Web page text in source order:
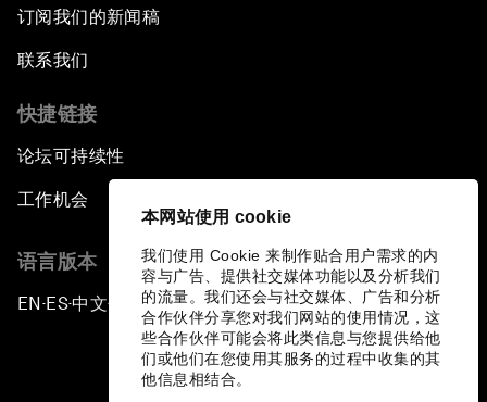
本网站使用 cookie
我们使用 Cookie 来制作贴合用户需求的内
容与广告、提供社交媒体功能以及分析我们
的流量。我们还会与社交媒体、广告和分析
合作伙伴分享您对我们网站的使用情况，这
些合作伙伴可能会将此类信息与您提供给他
们或他们在您使用其服务的过程中收集的其
他信息相结合。
订阅我们的新闻稿
联系我们
快捷链接
论坛可持续性
工作机会
语言版本
EN ▪ ES▪中文▪ 日本語